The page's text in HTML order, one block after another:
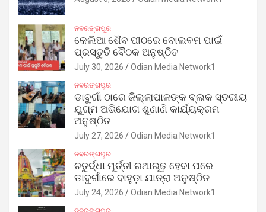
ନବରଙ୍ଗପୁର
କେଲିଆ ଶୈବ ପୀଠରେ ବୋଲବମ ପାଇଁ
ପ୍ରସ୍ତୁତି ବୈଠକ ଅନୁଷ୍ଠିତ
July 30, 2026 Odian Media Network1
ନବରଙ୍ଗପୁର
ଡାବୁଗାଁ ଠାରେ ଜିଲ୍ଲାପାଳଙ୍କ ବ୍ଲକ ସ୍ତରୀୟ
ଯୁଗ୍ମ ଅଭିଯୋଗ ଶୁଣାଣି କାର୍ଯ୍ୟକ୍ରମ
ଅନୁଷ୍ଠିତ
July 27, 2026 Odian Media Network1
ନବରଙ୍ଗପୁର
ଚତୁର୍ଦ୍ଧା ମୂର୍ତ୍ତୀ ରଥାରୂଢ଼ ହେବା ପରେ
ଡାବୁଗାଁରେ ବାହୁଡ଼ା ଯାତ୍ରା ଅନୁଷ୍ଠିତ
July 24, 2026 Odian Media Network1